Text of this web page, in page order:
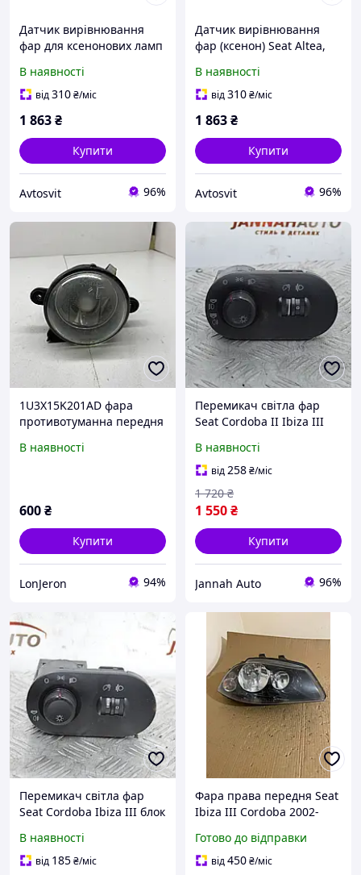
Датчик вирівнювання
фар для ксенонових ламп
Toledo III, арт. DA-12949
В наявності
від310₴/міс
1 863₴
Купити
Avtosvit 96%
Датчик вирівнювання
фар (ксенон) Seat Altea,
В наявності
від310₴/міс
1 863₴
Купити
Avtosvit 96%
1U3X15K201AD фара
противотуманна передня
туманка птф галогенка
В наявності
600₴
Купити
LonJeron 94%
Перемикач світла фар
Seat Cordoba II Ibiza III
освітленням Сеат
Кордоба Ібіца
6L1941531AF
В наявності
від258₴/міс
1 550₴
1 720 ₴
Купити
Jannah Auto 96%
Перемикач світла фар
Seat Cordoba Ibiza III блок
Сеат Кордоба Ібіца 3
6L1941531AD
В наявності
від 185₴/міс
Фара права передня Seat
Ibiza III Cordoba 2002-
6L1941752D
Готово до відправки
від450₴/міс